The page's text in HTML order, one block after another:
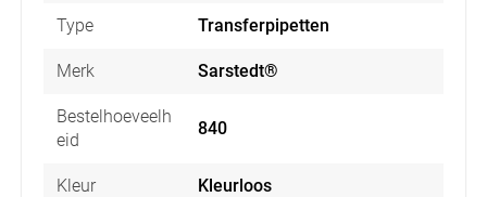
Type Transferpipetten
Merk Sarstedt®
Bestelhoeveelh
eid
840
Kleur Kleurloos